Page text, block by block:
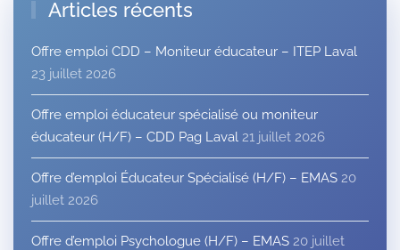
Articles récents
Offre emploi CDD – Moniteur éducateur – ITEP Laval
23 juillet 2026
Offre emploi éducateur spécialisé ou moniteur
éducateur (H/F) – CDD Pag Laval 21 juillet 2026
Offre d’emploi Éducateur Spécialisé (H/F) – EMAS 20
juillet 2026
Offre d’emploi Psychologue (H/F) – EMAS 20 juillet